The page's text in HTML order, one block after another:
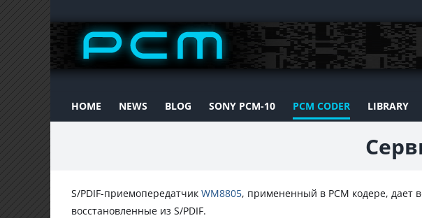
HOME NEWS BLOG SONY PCM-10 PCM CODER LIBRARY
S/PDIF-приемопередатчик WM8805, примененный в PCM кодере, дает
восстановленные из S/PDIF.